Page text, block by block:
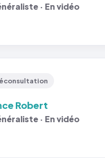
· En vidéo
Robert
· En vidéo